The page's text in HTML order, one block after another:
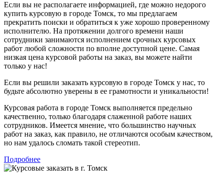
Если вы не располагаете информацией, где можно недорого
купить курсовую в городе Томск, то мы предлагаем
прекратить поиски и обратиться к уже хорошо проверенному
исполнителю. На протяжении долгого времени наши
сотрудники занимаются исполнением срочных курсовых
работ любой сложности по вполне доступной цене. Самая
низкая цена курсовой работы на заказ, вы можете найти
только у нас!
Если вы решили заказать курсовую в городе Томск у нас, то
будьте абсолютно уверены в ее грамотности и уникальности!
Курсовая работа в городе Томск выполняется предельно
качественно, только благодаря слаженной работе наших
сотрудников. Имеется мнение, что большинство научных
работ на заказ, как правило, не отличаются особым качеством,
но нам удалось сломать такой стереотип.
Подробнее